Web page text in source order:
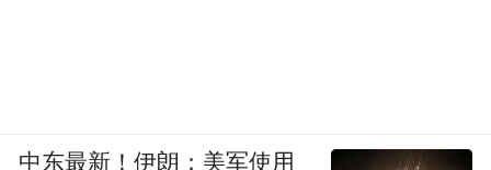
中东最新！伊朗：美军使用